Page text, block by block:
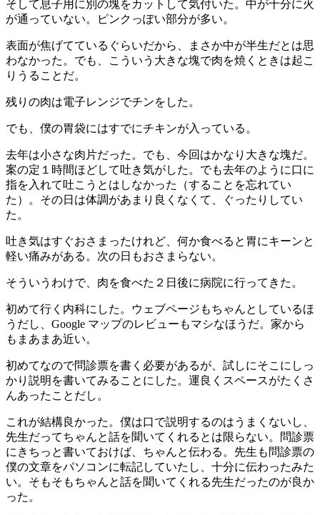
そして息子用に別の塊をカットして気付いた。中が十分に火
が通っていない。ピンクっぽい部分が多い。
表面が焦げてているぐらいだから、まさか中が半生だとは思
わなかった。でも、こういう大きな塊で肉を焼くときは起こ
りうることだ。
残りの肉は電子レンジでチンをした。
でも、僕の胃袋にはすでにチキンが入っている。
去年は小さな肉片だった。でも、今回はかなり大きな塊だ。
案の定１時間ほどして吐き気がした。でも去年のように口に
指を入れて吐こうとはしなかった（することを忘れてい
た）。その日は体調があまり良くなくて、ぐったりしてい
た。
吐き気はすぐおさまったけれど、何か食べると胃にキーンと
軽い痛みがある。次の日もおさまらない。
そういうわけで、肉を食べた２日後に病院に行ってきた。
初めて行く内科にした。ウェブページもちゃんとしているほ
うだし、Google マップのレビューもマシなほうだ。家から
もまあまあ近い。
初めてなので問診票を書く必要があるが、試しにそこにしっ
かり説明を書いてみることにした。運良くスペースがたくさ
んあったことだし。
これが結構良かった。僕は口で説明するのはうまくないし、
先生だってちゃんと話を聞いてくれるとは限らない。問診票
にきちっと書いておけば、ちゃんと伝わる。先生も問診票の
僕の文章をパソコンに転記していたし、十分に伝わったみた
い。そもそもちゃんと話を聞いてくれる先生だったのが良か
った。